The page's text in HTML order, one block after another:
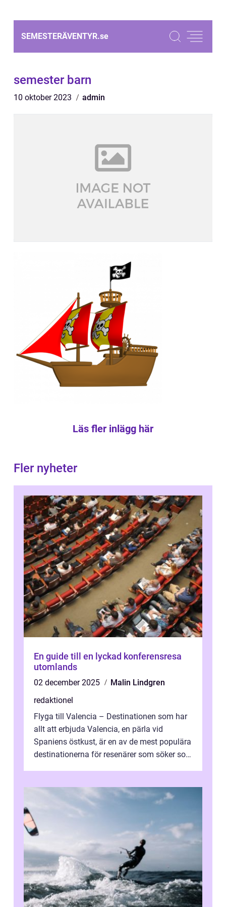
SEMESTERÄVENTYR.se
semester barn
10 oktober 2023 admin
Läs fler inlägg här
Fler nyheter
En guide till en lyckad konferensresa
utomlands
02 december 2025
Malin Lindgren
redaktionel
Flyga till Valencia – Destinationen som har
allt att erbjuda Valencia, en pärla vid
Spaniens östkust, är en av de mest populära
destinationerna för resenärer som söker sol,